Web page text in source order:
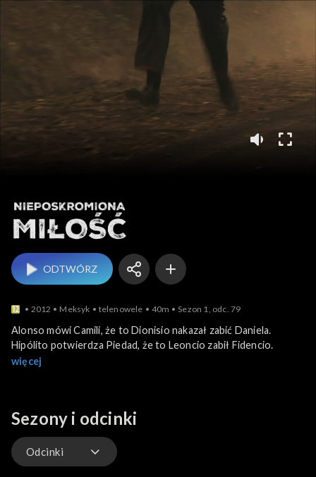
Nieposkromiona miłość
ODTWÓRZ
2012 Meksyk telenowele 40m Sezon 1, odc. 79
Alonso mówi Camili, że to Dionisio nakazał zabić Daniela.
Hipólito potwierdza Piedad, że to Leoncio zabił Fidencio.
więcej
Sezony i odcinki
Odcinki